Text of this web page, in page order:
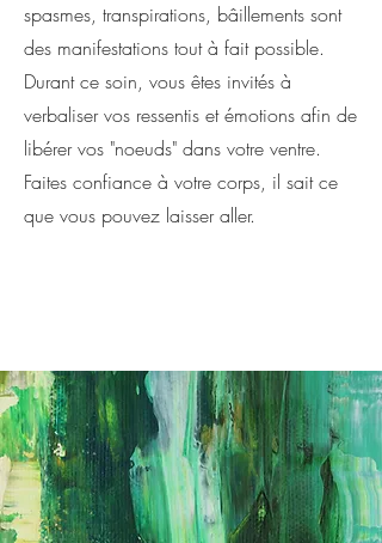
spasmes, transpirations, bâillements sont
des manifestations tout à fait possible.
Durant ce soin, vous êtes invités à
verbaliser vos ressentis et émotions afin de
libérer vos "noeuds" dans votre ventre.
Faites confiance à votre corps, il sait ce
que vous pouvez laisser aller.